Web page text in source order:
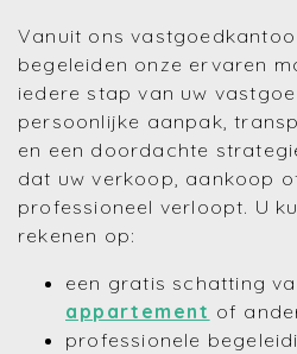
Vanuit ons
begeleiden onze ervaren
iedere stap van uw
persoonlijke aanpak,
en een doordachte
dat uw verkoop, aankoop
professioneel verloopt. U
rekenen op:
een gratis schatting
appartement of
professionele